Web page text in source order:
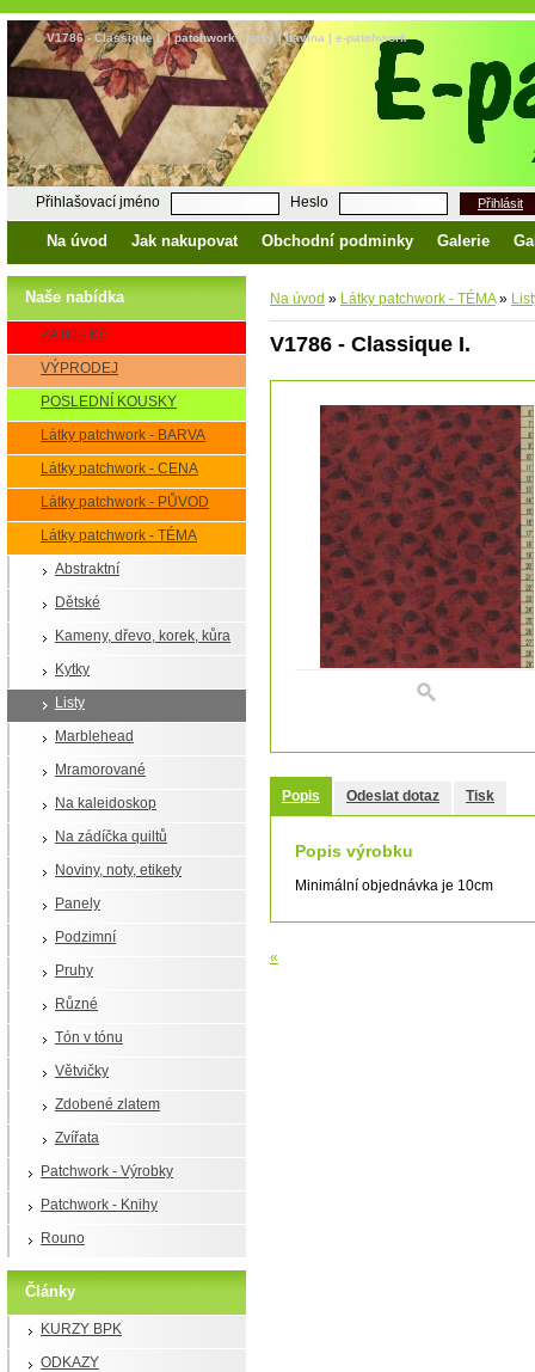
V1786 - Classique I. | patchwork | látky | bavlna | e-patchwork
Přihlašovací jméno Heslo Přihlásit
Na úvod Jak nakupovat Obchodní podminky Galerie
Naše nabídka
ZA 80,- Kč
VÝPRODEJ
POSLEDNÍ KOUSKY
Látky patchwork - BARVA
Látky patchwork - CENA
Látky patchwork - PŮVOD
Látky patchwork - TÉMA
Abstraktní
Dětské
Kameny, dřevo, korek, kůra
Kytky
Listy
Marblehead
Mramorované
Na kaleidoskop
Na zádíčka quiltů
Noviny, noty, etikety
Panely
Podzimní
Pruhy
Různé
Tón v tónu
Větvičky
Zdobené zlatem
Zvířata
Patchwork - Výrobky
Patchwork - Knihy
Rouno
Články
KURZY BPK
ODKAZY
Na úvod » Látky patchwork - TÉMA »
V1786 - Classique I.
Popis Odeslat dotaz Tisk
Popis výrobku
Minimální objednávka je 10cm
«